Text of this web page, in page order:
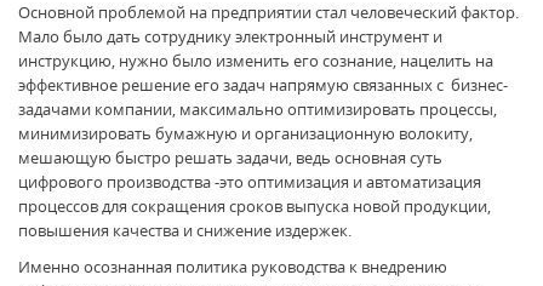
Основной проблемой на предприятии стал человеческий фактор.
Мало было дать сотруднику электронный инструмент и
инструкцию, нужно было изменить его сознание, нацелить на
эффективное решение его задач напрямую связанных с бизнес-
задачами компании, максимально оптимизировать процессы,
минимизировать бумажную и организационную волокиту,
мешающую быстро решать задачи, ведь основная суть
цифрового производства -это оптимизация и автоматизация
процессов для сокращения сроков выпуска новой продукции,
повышения качества и снижение издержек.
Именно осознанная политика руководства к внедрению